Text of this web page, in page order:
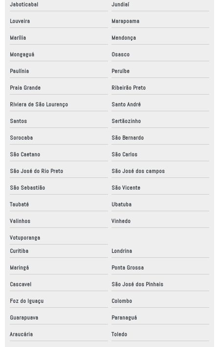
Quadro elétrico montagem
Relatório anual de conformidade
Relatório de auditoria conformidade
Relatório de conformidade
Relatório de conformidade segurança do trabalho
Relatório técnico de conformidade
Robôs colaborativos
Robôs industriais
Robôs industriais no brasil
Robôs máquinas industriais
Robótica industrial
Robótica industrial alimentos
Robotização industrial
Serviço de automação industrial
Serviço de automação industrial em sp
Jaboticabal Jundiaí
Louveira Marapoama
Marília Mendonça
Mongaguá Osasco
Paulínia Peruíbe
Praia Grande Ribeirão Preto
Riviera de São Lourenço Santo André
Santos Sertãozinho
Sorocaba São Bernardo
São Caetano São Carlos
São José do Rio Preto São José dos campos
São Sebastião São Vicente
Taubaté Ubatuba
Valinhos Vinhedo
Votuporanga
Curitiba
Londrina
Maringá Ponta Grossa
Cascavel São José dos Pinhais
Foz do Iguaçu Colombo
Guarapuava Paranaguá
Araucária Toledo